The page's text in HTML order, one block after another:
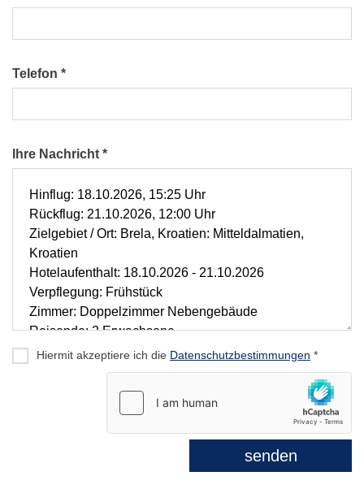
Telefon *
Ihre Nachricht *
Hiermit akzeptiere ich die Datenschutzbestimmungen *
senden